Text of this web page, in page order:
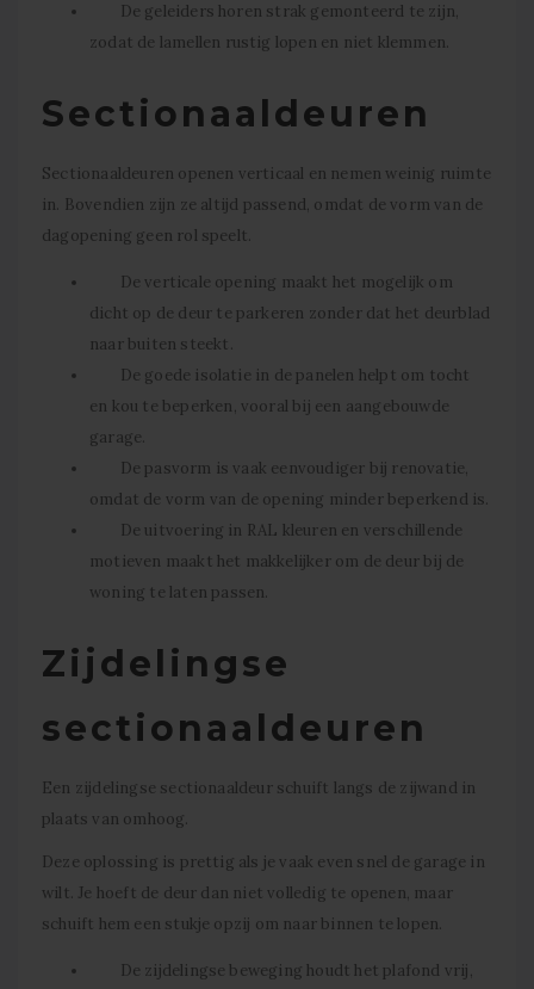
De geleiders horen strak gemonteerd te zijn,
zodat de lamellen rustig lopen en niet klemmen.
Sectionaaldeuren
Sectionaaldeuren openen verticaal en nemen weinig ruimte
in. Bovendien zijn ze altijd passend, omdat de vorm van de
dagopening geen rol speelt.
De verticale opening maakt het mogelijk om
dicht op de deur te parkeren zonder dat het deurblad
naar buiten steekt.
De goede isolatie in de panelen helpt om tocht
en kou te beperken, vooral bij een aangebouwde
garage.
De pasvorm is vaak eenvoudiger bij renovatie,
omdat de vorm van de opening minder beperkend is.
De uitvoering in RAL kleuren en verschillende
motieven maakt het makkelijker om de deur bij de
woning te laten passen.
Zijdelingse
sectionaaldeuren
Een zijdelingse sectionaaldeur schuift langs de zijwand in
plaats van omhoog.
Deze oplossing is prettig als je vaak even snel de garage in
wilt. Je hoeft de deur dan niet volledig te openen, maar
schuift hem een stukje opzij om naar binnen te lopen.
De zijdelingse beweging houdt het plafond vrij,